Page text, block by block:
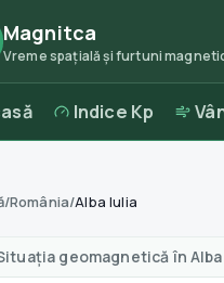
Magnitca
Vreme spațială și furtuni
Indice Kp
magnetice în
/România/Alba Iulia
geomagnetică în